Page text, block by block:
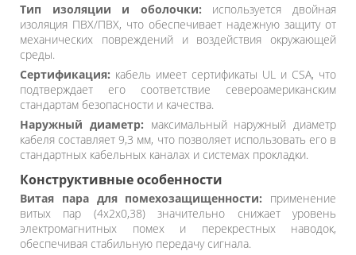
Тип изоляции и оболочки: используется двойная
изоляция ПВХ/ПВХ, что обеспечивает надежную защиту от
механических повреждений и воздействия окружающей
среды.
Сертификация: кабель имеет сертификаты UL и CSA, что
подтверждает его соответствие североамериканским
стандартам безопасности и качества.
Наружный диаметр: максимальный наружный диаметр
кабеля составляет 9,3 мм, что позволяет использовать его в
стандартных кабельных каналах и системах прокладки.
Конструктивные особенности
Витая пара для помехозащищенности: применение
витых пар (4x2x0,38) значительно снижает уровень
электромагнитных помех и перекрестных наводок,
обеспечивая стабильную передачу сигнала.